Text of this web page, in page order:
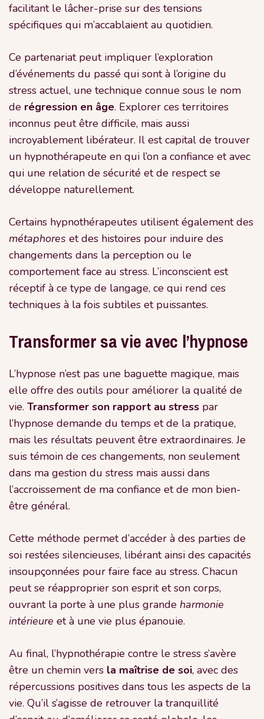
facilitant le lâcher-prise sur des tensions
spécifiques qui m’accablaient au quotidien.
Ce partenariat peut impliquer l’exploration
d’événements du passé qui sont à l’origine du
stress actuel, une technique connue sous le nom
de régression en âge. Explorer ces territoires
inconnus peut être difficile, mais aussi
incroyablement libérateur. Il est capital de trouver
un hypnothérapeute en qui l’on a confiance et avec
qui une relation de sécurité et de respect se
développe naturellement.
Certains hypnothérapeutes utilisent également des
métaphores et des histoires pour induire des
changements dans la perception ou le
comportement face au stress. L’inconscient est
réceptif à ce type de langage, ce qui rend ces
techniques à la fois subtiles et puissantes.
Transformer sa vie avec l’hypnose
L’hypnose n’est pas une baguette magique, mais
elle offre des outils pour améliorer la qualité de
vie. Transformer son rapport au stress par
l’hypnose demande du temps et de la pratique,
mais les résultats peuvent être extraordinaires. Je
suis témoin de ces changements, non seulement
dans ma gestion du stress mais aussi dans
l’accroissement de ma confiance et de mon bien-
être général.
Cette méthode permet d’accéder à des parties de
soi restées silencieuses, libérant ainsi des capacités
insoupçonnées pour faire face au stress. Chacun
peut se réapproprier son esprit et son corps,
ouvrant la porte à une plus grande harmonie
intérieure et à une vie plus épanouie.
Au final, l’hypnothérapie contre le stress s’avère
être un chemin vers la maîtrise de soi, avec des
répercussions positives dans tous les aspects de la
vie. Qu’il s’agisse de retrouver la tranquillité